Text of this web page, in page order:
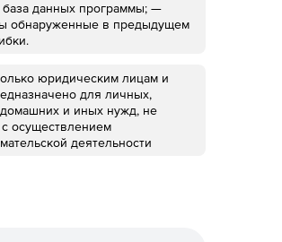
данных программы; —
обнаруженные в предыдущем
юридическим лицам и
для личных,
и иных нужд, не
осуществлением
деятельности